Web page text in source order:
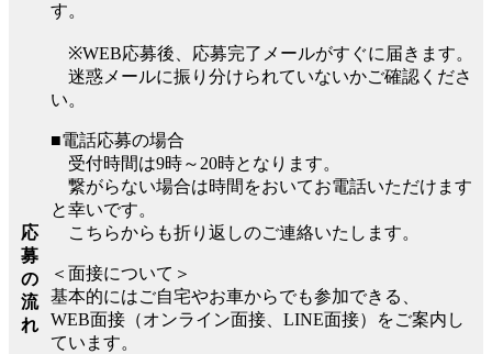
応
募
の
流
れ
す。
※WEB応募後、応募完了メールがすぐに届きます。
迷惑メールに振り分けられていないかご確認くださ
い。
■電話応募の場合
受付時間は9時～20時となります。
繋がらない場合は時間をおいてお電話いただけます
と幸いです。
こちらからも折り返しのご連絡いたします。
＜面接について＞
基本的にはご自宅やお車からでも参加できる、
WEB面接（オンライン面接、LINE面接）をご案内し
ています。